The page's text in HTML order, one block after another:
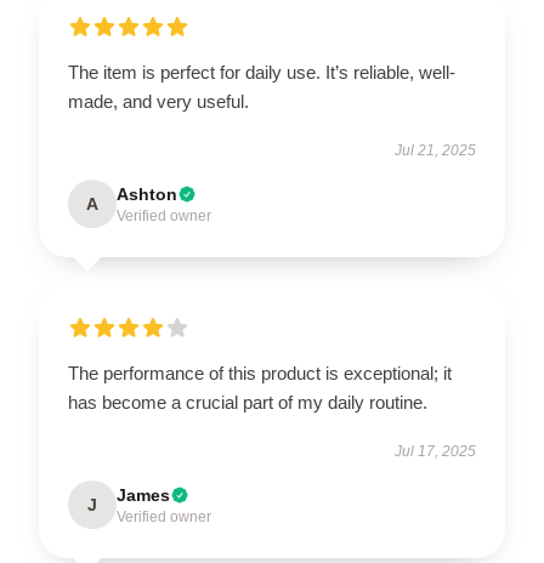
The item is perfect for daily use. It’s reliable, well-
made, and very useful.
Jul 21, 2025
A Ashton
Verified owner
The performance of this product is exceptional; it
has become a crucial part of my daily routine.
Jul 17, 2025
J James
Verified owner